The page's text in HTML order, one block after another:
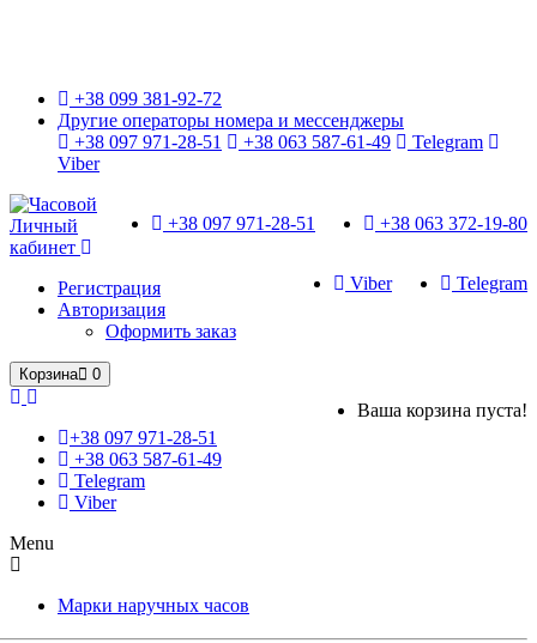
+38 099 381-92-72
Другие операторы номера и мессенджеры
+38 097 971-28-51
+38 063 587-61-49
Telegram
Viber
+38 063 372-19-80
+38 097 971-28-51
Telegram
Viber
Личный
кабинет
Регистрация
Авторизация
Оформить заказ
Корзина 0
Ваша корзина пуста!
+38 097 971-28-51
+38 063 587-61-49
Telegram
Viber
Menu
Марки наручных часов